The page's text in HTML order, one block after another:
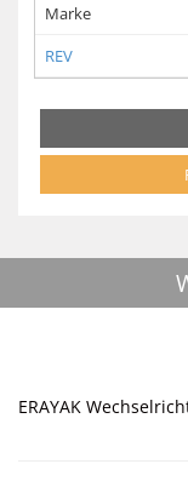
Marke
REV
ERAYAK